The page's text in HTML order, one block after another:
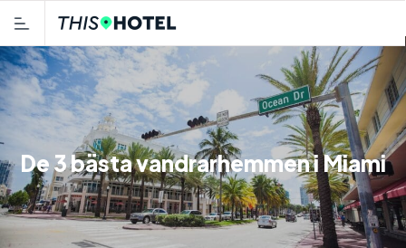
De 3 bästa vandrarhemmen i Miami